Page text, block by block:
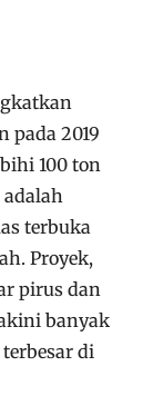
pada 2019
100 ton
adalah
terbuka
Proyek,
pirus dan
banyak
di